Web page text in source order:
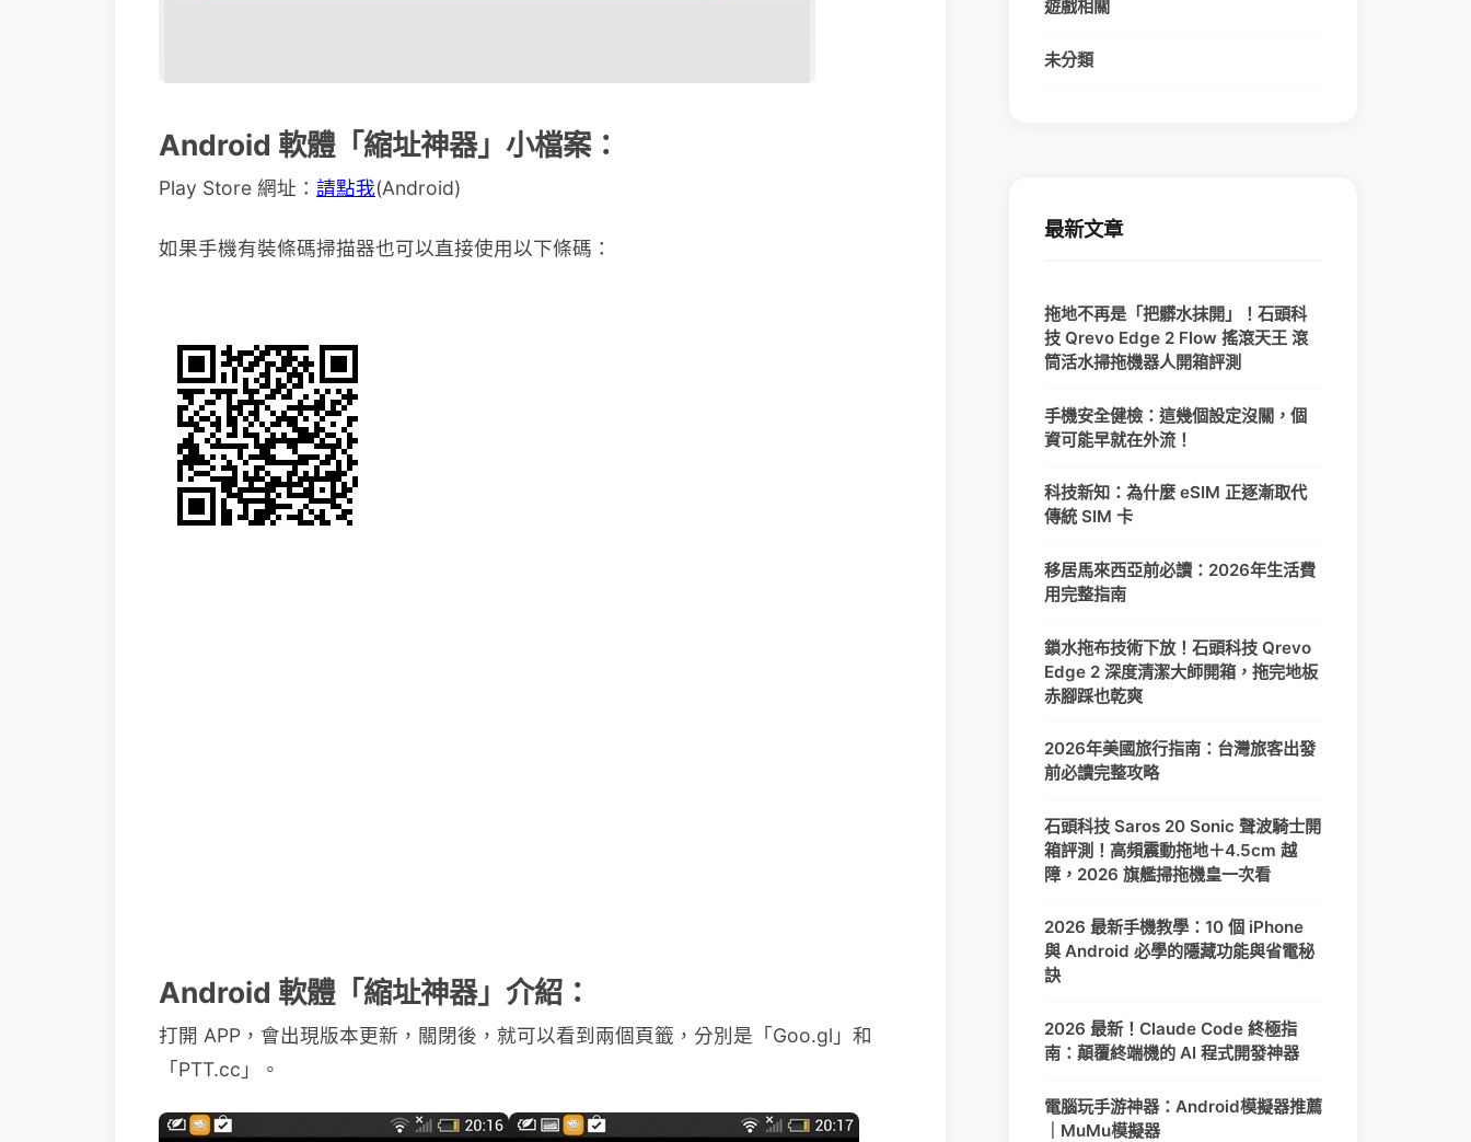
Android 軟體「縮址神器」小檔案：
Play Store 網址： 請點我(Android)
如果手機有裝條碼掃描器也可以直接使用以下條碼：
Android 軟體「縮址神器」介紹：
打開 APP，會出現版本更新，關閉後，就可以看到兩個頁籤，分別是「Goo.gl」和
「PTT.cc」。
遊戲相關
未分類
最新文章
拖地不再是「把髒水抹開」！石頭科
技 Qrevo Edge 2 Flow 搖滾天王 滾
筒活水掃拖機器人開箱評測
手機安全健檢：這幾個設定沒關，個
資可能早就在外流！
科技新知：為什麼 eSIM 正逐漸取代
傳統 SIM 卡
移居馬來西亞前必讀：2026年生活費
用完整指南
鎖水拖布技術下放！石頭科技 Qrevo
Edge 2 深度清潔大師開箱，拖完地板
赤腳踩也乾爽
2026年美國旅行指南：台灣旅客出發
前必讀完整攻略
石頭科技 Saros 20 Sonic 聲波騎士開
箱評測！高頻震動拖地＋4.5cm 越
障，2026 旗艦掃拖機皇一次看
2026 最新手機教學：10 個 iPhone
與 Android 必學的隱藏功能與省電秘
訣
2026 最新！Claude Code 終極指
南：顛覆終端機的 AI 程式開發神器
電腦玩手游神器：Android模擬器推薦
｜MuMu模擬器